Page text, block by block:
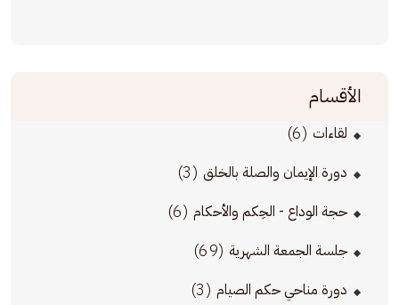
الأقسام
لقاءات (6)
دورة الإيمان والصلة بالخلق (3)
حجة الوداع - الحِكم والأحكام (6)
جلسة الجمعة الشهرية (69)
دورة مناحي حكم الصيام (3)